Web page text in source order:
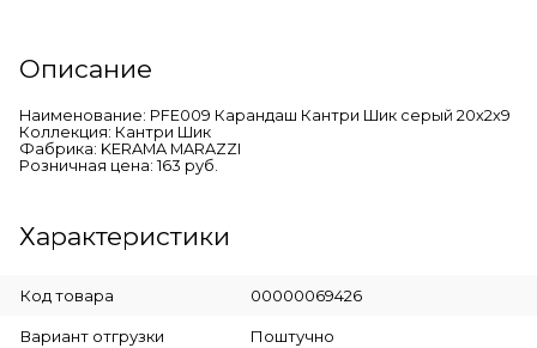
Описание
Наименование: PFE009 Карандаш Кантри Шик серый 20х2х9
Коллекция: Кантри Шик
Фабрика: KERAMA MARAZZI
Розничная цена: 163 руб.
Характеристики
Код товара 00000069426
Вариант отгрузки Поштучно